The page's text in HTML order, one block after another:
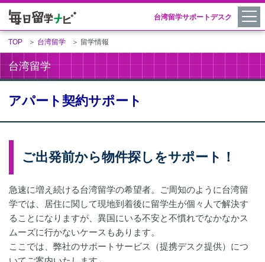
台湾留学サポートデスク
TOP ＞ 台湾留学 ＞ 留学情報
台湾留学
アパート契約サポート
ご出発前から物件探しをサポート！
急速に増え続ける台湾留学の希望者。ご周知のように台湾留
学では、居住に関して現地到着後に留学生が個々人で解決す
ることになりますが、異国にいる不安と不慣れでなかなかス
ムーズに行かないケースもあります。
ここでは、弊社のサポートサービス（提携デスク提供）につ